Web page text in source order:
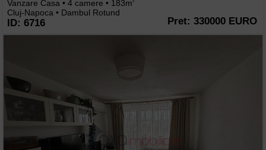
Vanzare Casa • 4 camere • 183m2
Cluj-Napoca • Dambul Rotund
ID: 6716 Pret: 330000 EURO